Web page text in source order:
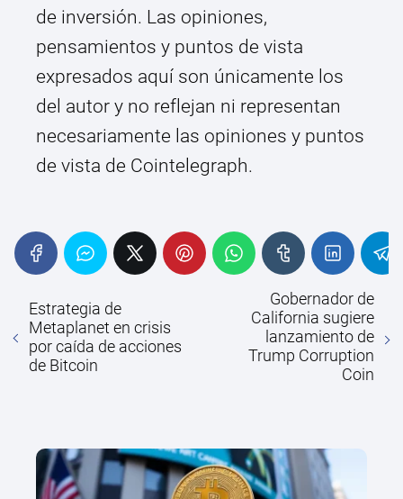
de inversión. Las opiniones,
pensamientos y puntos de vista
expresados aquí son únicamente los
del autor y no reflejan ni representan
necesariamente las opiniones y puntos
de vista de Cointelegraph.
Estrategia de
Metaplanet en crisis
por caída de acciones
de Bitcoin
Gobernador de
California sugiere
lanzamiento de
Trump Corruption
Coin